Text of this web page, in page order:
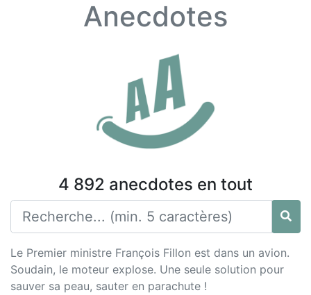
Anecdotes
4 892 anecdotes en tout
Le Premier ministre François Fillon est dans un avion.
Soudain, le moteur explose. Une seule solution pour
sauver sa peau, sauter en parachute !